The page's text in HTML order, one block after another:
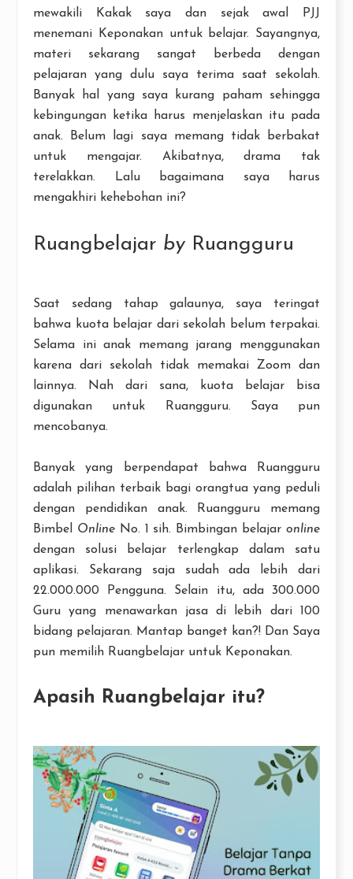
mewakili Kakak saya dan sejak awal PJJ
menemani Keponakan untuk belajar. Sayangnya,
materi sekarang sangat berbeda dengan
pelajaran yang dulu saya terima saat sekolah.
Banyak hal yang saya kurang paham sehingga
kebingungan ketika harus menjelaskan itu pada
anak. Belum lagi saya memang tidak berbakat
untuk mengajar. Akibatnya, drama tak
terelakkan. Lalu bagaimana saya harus
mengakhiri kehebohan ini?
Ruangbelajar by Ruangguru
Saat sedang tahap galaunya, saya teringat
bahwa kuota belajar dari sekolah belum terpakai.
Selama ini anak memang jarang menggunakan
karena dari sekolah tidak memakai Zoom dan
lainnya. Nah dari sana, kuota belajar bisa
digunakan untuk Ruangguru. Saya pun
mencobanya.
Banyak yang berpendapat bahwa Ruangguru
adalah pilihan terbaik bagi orangtua yang peduli
dengan pendidikan anak. Ruangguru memang
Bimbel OnlineNo. 1 sih. Bimbingan belajaronline
dengan solusi belajar terlengkap dalam satu
aplikasi. Sekarang saja sudah ada lebih dari
22.000.000 Pengguna. Selain itu, ada 300.000
Guru yang menawarkan jasa di lebih dari 100
bidang pelajaran. Mantap banget kan?! Dan Saya
pun memilih Ruangbelajar untuk Keponakan.
Apasih Ruangbelajar itu?